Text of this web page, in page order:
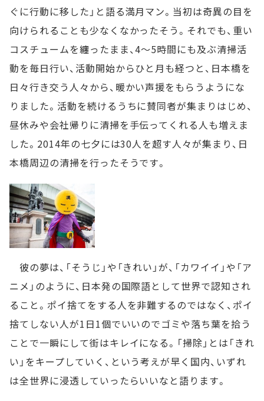
ぐに行動に移した」と語る満月マン。当初は奇異の目を
向けられることも少なくなかったそう。それでも、重い
コスチュームを纏ったまま、4～5時間にも及ぶ清掃活
動を毎日行い、活動開始からひと月も経つと、日本橋を
日々行き交う人々から、暖かい声援をもらうようにな
りました。活動を続けるうちに賛同者が集まりはじめ、
昼休みや会社帰りに清掃を手伝ってくれる人も増えま
した。2014年の七夕には30人を超す人々が集まり、日
本橋周辺の清掃を行ったそうです。
彼の夢は、「そうじ」や「きれい」が、「カワイイ」や「ア
ニメ」のように、日本発の国際語として世界で認知され
ること。ポイ捨てをする人を非難するのではなく、ポイ
捨てしない人が1日1個でいいのでゴミや落ち葉を拾う
ことで一瞬にして街はキレイになる。「掃除」とは「きれ
い」をキープしていく、という考えが早く国内、いずれ
は全世界に浸透していったらいいなと語ります。